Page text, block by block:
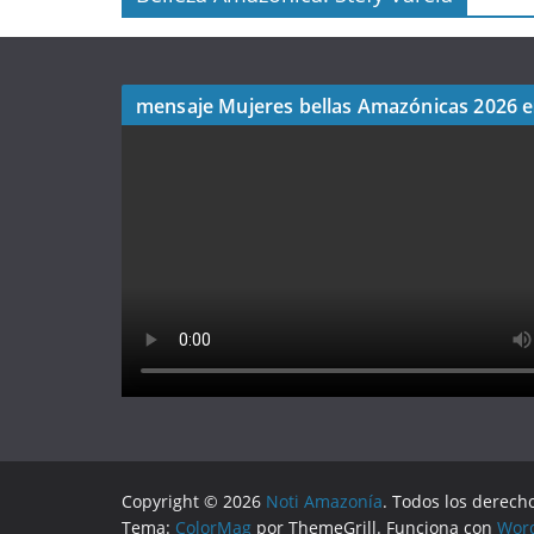
mensaje Mujeres bellas Amazónicas 2026
Copyright © 2026 Noti Amazonía. Todos los
Tema: ColorMag por ThemeGrill. Funciona con